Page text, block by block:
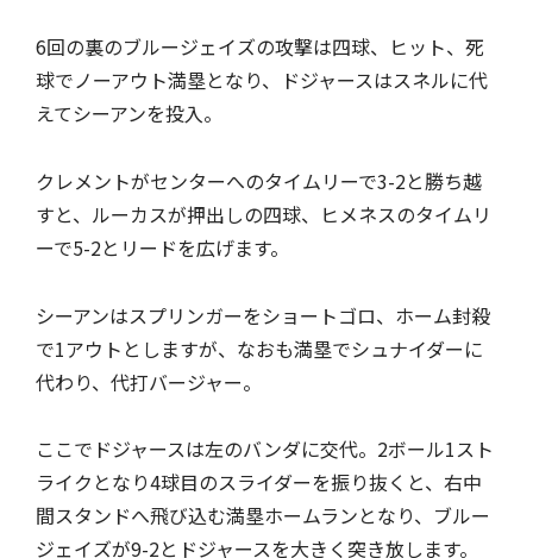
6回の裏のブルージェイズの攻撃は四球、ヒット、死
球でノーアウト満塁となり、ドジャースはスネルに代
えてシーアンを投入。
クレメントがセンターへのタイムリーで3-2と勝ち越
すと、ルーカスが押出しの四球、ヒメネスのタイムリ
ーで5-2とリードを広げます。
シーアンはスプリンガーをショートゴロ、ホーム封殺
で1アウトとしますが、なおも満塁でシュナイダーに
代わり、代打バージャー。
ここでドジャースは左のバンダに交代。2ボール1スト
ライクとなり4球目のスライダーを振り抜くと、右中
間スタンドへ飛び込む満塁ホームランとなり、ブルー
ジェイズが9-2とドジャースを大きく突き放します。